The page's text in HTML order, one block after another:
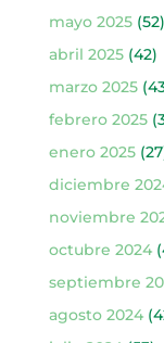
mayo 2025(52)
abril 2025(42)
marzo 2025
febrero 2025
enero 2025
diciembre
noviembre
octubre 2024
septiembre
agosto 2024